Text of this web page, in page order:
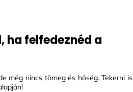
ha felfedeznéd a
még nincs tömeg és hőség. Tekerni is